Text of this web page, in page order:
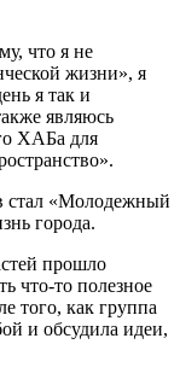
что я не
жизни», я
я так и
являюсь
ХАБа для
стал «Молодежный
города.
прошло
что-то полезное
того, как группа
и обсудила идеи,